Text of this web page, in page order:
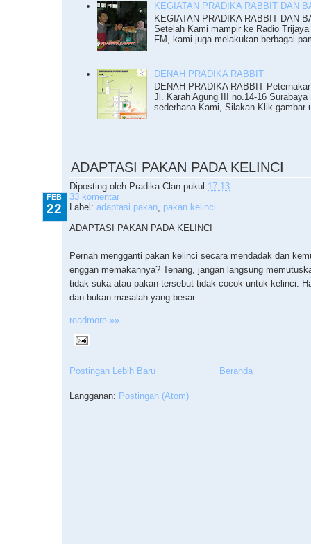
KEGIATAN PRADIKA RABBIT DAN
KEGIATAN PRADIKA RABBIT DAN
Setelah Kami mampir ke Radio
FM, kami juga melakukan berbagai
DENAH PRADIKA RABBIT
DENAH PRADIKA RABBIT
Jl. Karah Agung III no.14-16 Surabaya
sederhana Kami, Silakan Klik gambar
ADAPTASI PAKAN PADA KELINCI
Diposting oleh Pradika Clan pukul 17.13
FEB
22
33 komentar
Label: adaptasi pakan pakan kelinci
ADAPTASI PAKAN PADA KELINCI
Pernah mengganti pakan kelinci secara mendadak dan
enggan memakannya? Tenang, jangan langsung
tidak suka atau pakan tersebut tidak cocok untuk kelinci.
dan bukan masalah yang besar.
readmore »»
Postingan Lebih Baru Beranda
Langganan: Postingan (Atom)